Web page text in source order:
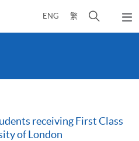
ENG 繁
开
弹
出
receiving First Class
of London